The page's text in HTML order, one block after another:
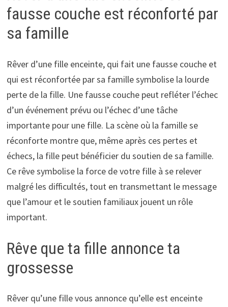
fausse couche est réconforté par
sa famille
Rêver d’une fille enceinte, qui fait une fausse couche et
qui est réconfortée par sa famille symbolise la lourde
perte de la fille. Une fausse couche peut refléter l’échec
d’un événement prévu ou l’échec d’une tâche
importante pour une fille. La scène où la famille se
réconforte montre que, même après ces pertes et
échecs, la fille peut bénéficier du soutien de sa famille.
Ce rêve symbolise la force de votre fille à se relever
malgré les difficultés, tout en transmettant le message
que l’amour et le soutien familiaux jouent un rôle
important.
Rêve que ta fille annonce ta
grossesse
Rêver qu’une fille vous annonce qu’elle est enceinte